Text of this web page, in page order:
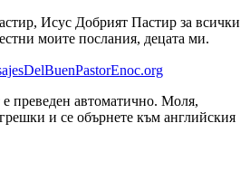
Исус Добрият Пастир за всички
моите послания, децата ми.
е преведен автоматично. Моля,
и се обърнете към английския